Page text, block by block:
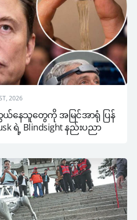
2026
ကွယ်နေသူတွေကို အမြင်အာရုံ ပြန်
ရဲ့ Blindsight နည်းပညာ